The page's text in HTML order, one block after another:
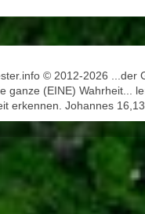
© 2012-2026 ...der
ganze (EINE) Wahrheit...
erkennen. Johannes 16,13